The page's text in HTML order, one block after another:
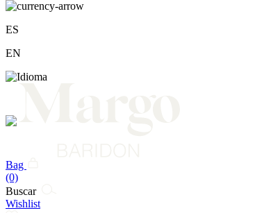
ES
EN
Bag
(0)
Buscar
Wishlist